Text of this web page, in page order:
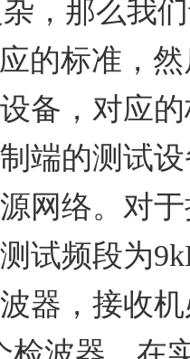
，那么我
的标准，
备，对应
端的测试
网络。对
试频段为
器，接收